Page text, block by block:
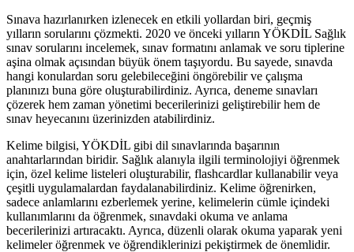
Sınava hazırlanırken izlenecek en etkili yollardan biri, geçmiş
yılların sorularını çözmekti. 2020 ve önceki yılların YÖKDİL Sağlık
sınav sorularını incelemek, sınav formatını anlamak ve soru tiplerine
aşina olmak açısından büyük önem taşıyordu. Bu sayede, sınavda
hangi konulardan soru gelebileceğini öngörebilir ve çalışma
planınızı buna göre oluşturabilirdiniz. Ayrıca, deneme sınavları
çözerek hem zaman yönetimi becerilerinizi geliştirebilir hem de
sınav heyecanını üzerinizden atabilirdiniz.
Kelime bilgisi, YÖKDİL gibi dil sınavlarında başarının
anahtarlarından biridir. Sağlık alanıyla ilgili terminolojiyi öğrenmek
için, özel kelime listeleri oluşturabilir, flashcardlar kullanabilir veya
çeşitli uygulamalardan faydalanabilirdiniz. Kelime öğrenirken,
sadece anlamlarını ezberlemek yerine, kelimelerin cümle içindeki
kullanımlarını da öğrenmek, sınavdaki okuma ve anlama
becerilerinizi artıracaktı. Ayrıca, düzenli olarak okuma yaparak yeni
kelimeler öğrenmek ve öğrendiklerinizi pekiştirmek de önemlidir.